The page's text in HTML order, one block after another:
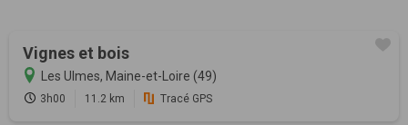
Vignes et bois
Les Ulmes, Maine-et-Loire (49)
3h00 11.2 km Tracé GPS